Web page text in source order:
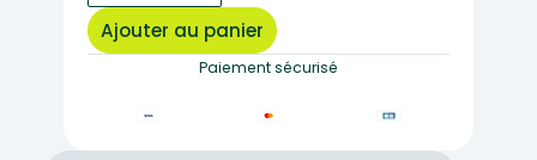
B-
292
binoculaire
Ajouter au panier
Paiement sécurisé